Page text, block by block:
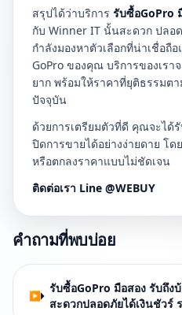
สรุปได้ว่าบริการ รับซื้อGoPro
กับ Winner IT นั้นสะดวก ปล
กำลังมองหาตัวเลือกที่น่าเชื่อถื
GoPro ของคุณ บริการของเร
ยาก พร้อมให้ราคาที่ยุติธรรมต
ปัจจุบัน
ด้วยการเตรียมตัวที่ดี คุณจะได้
ปิดการขายได้อย่างง่ายดาย โด
หรือตกลงราคาแบบไม่ชัดเจน
ติดต่อเรา Line @WEBUY
คำถามที่พบบ่อย
รับซื้อGoPro มือสอง รับถึ
สะดวกปลอดภัยได้เงินชัวร์